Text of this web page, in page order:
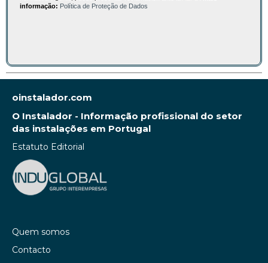
informação: Política de Proteção de Dados
oinstalador.com
O Instalador - Informação profissional do setor
das instalações em Portugal
Estatuto Editorial
Quem somos
Contacto